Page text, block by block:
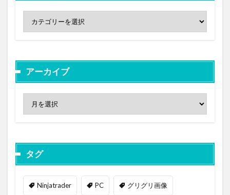
アーカイブ
タグ
Ninjatrader PC グリグリ画像